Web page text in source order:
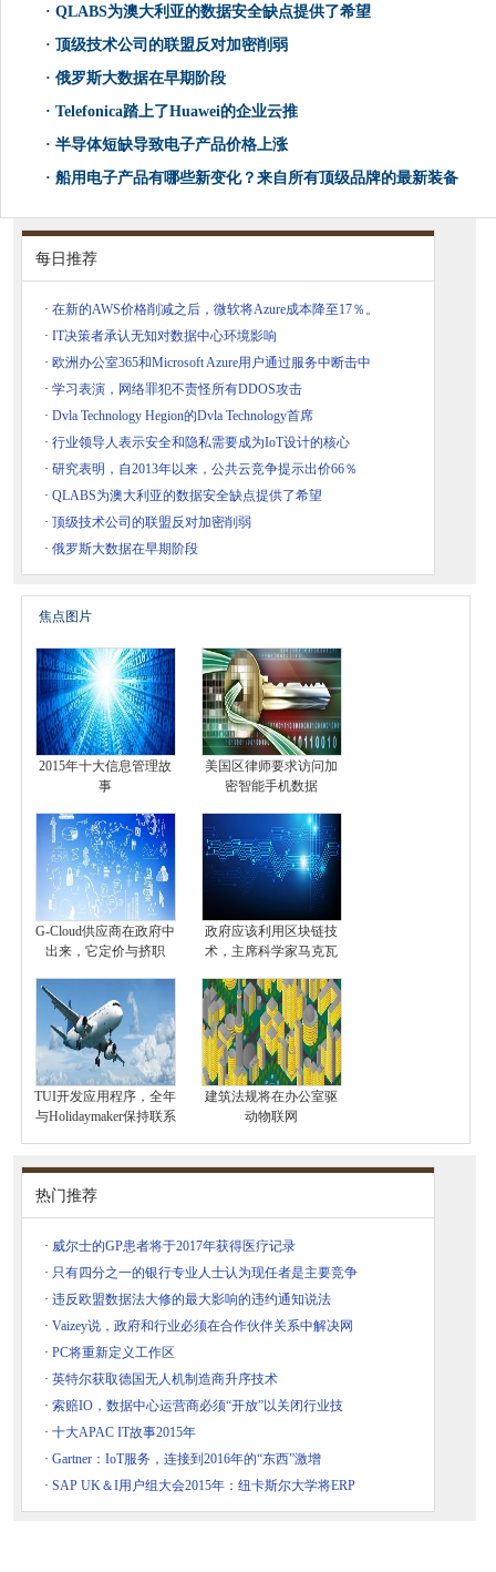
· QLABS为澳大利亚的数据安全缺点提供了希望
· 顶级技术公司的联盟反对加密削弱
· 俄罗斯大数据在早期阶段
· Telefonica踏上了Huawei的企业云推
· 半导体短缺导致电子产品价格上涨
· 船用电子产品有哪些新变化？来自所有顶级品牌的最新装备
每日推荐
· 在新的AWS价格削减之后，微软将Azure成本降至17％。
· IT决策者承认无知对数据中心环境影响
· 欧洲办公室365和Microsoft Azure用户通过服务中断击中
· 学习表演，网络罪犯不责怪所有DDOS攻击
· Dvla Technology Hegion的Dvla Technology首席
· 行业领导人表示安全和隐私需要成为IoT设计的核心
· 研究表明，自2013年以来，公共云竞争提示出价66％
· QLABS为澳大利亚的数据安全缺点提供了希望
· 顶级技术公司的联盟反对加密削弱
· 俄罗斯大数据在早期阶段
焦点图片
2015年十大信息管理故
事
美国区律师要求访问加
密智能手机数据
G-Cloud供应商在政府中
出来，它定价与挤职
政府应该利用区块链技
术，主席科学家马克瓦
TUI开发应用程序，全年
与Holidaymaker保持联系
建筑法规将在办公室驱
动物联网
热门推荐
· 威尔士的GP患者将于2017年获得医疗记录
· 只有四分之一的银行专业人士认为现任者是主要竞争
· 违反欧盟数据法大修的最大影响的违约通知说法
· Vaizey说，政府和行业必须在合作伙伴关系中解决网
· PC将重新定义工作区
· 英特尔获取德国无人机制造商升序技术
· 索赔IO，数据中心运营商必须“开放”以关闭行业技
· 十大APAC IT故事2015年
· Gartner：IoT服务，连接到2016年的“东西”激增
· SAP UK＆I用户组大会2015年：纽卡斯尔大学将ERP